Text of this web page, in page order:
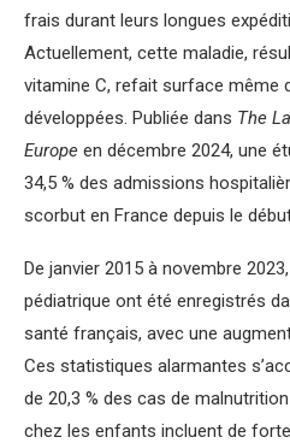
frais durant leurs longues
Actuellement, cette maladie,
vitamine C, refait surface même
développées. Publiée dans The
Europe en décembre 2024, une
34,5 % des admissions
scorbut en France depuis le
De janvier 2015 à novembre
pédiatrique ont été enregistrés
santé français, avec une
Ces statistiques alarmantes
de 20,3 % des cas de
chez les enfants incluent de